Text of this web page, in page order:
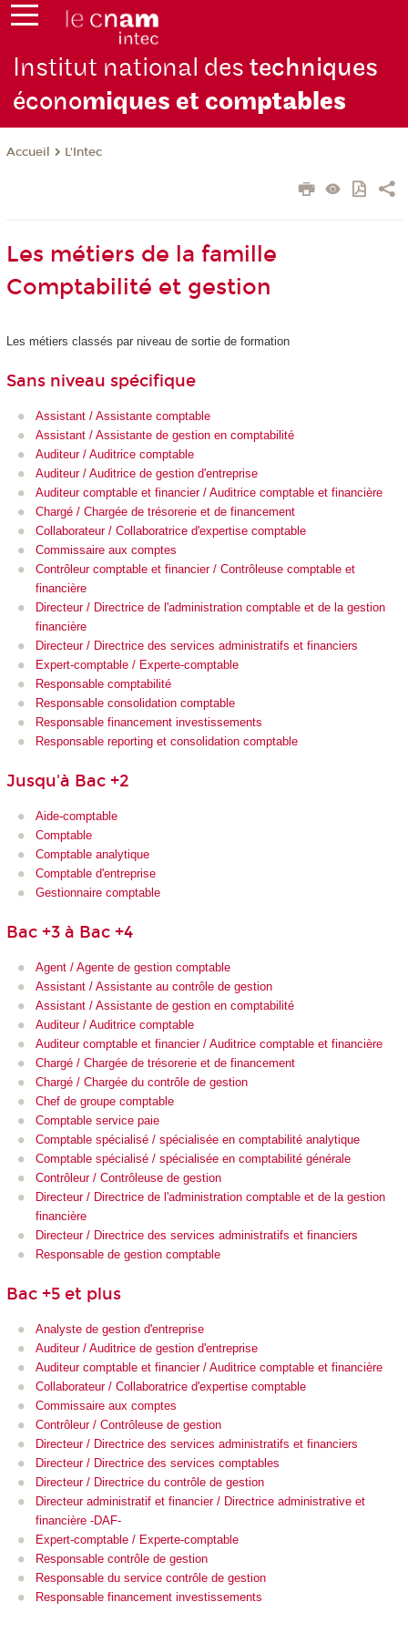
Institut national destechniques
économiques et comptables
Accueil L'Intec
Les métiers de la famille
Comptabilité et gestion
Les métiers classés par niveau de sortie de formation
Sans niveau spécifique
Assistant / Assistante comptable
Assistant / Assistante de gestion en comptabilité
Auditeur / Auditrice comptable
Auditeur / Auditrice de gestion d'entreprise
Auditeur comptable et financier / Auditrice comptable et financière
Chargé / Chargée de trésorerie et de financement
Collaborateur / Collaboratrice d'expertise comptable
Commissaire aux comptes
Contrôleur comptable et financier / Contrôleuse comptable et
financière
Directeur / Directrice de l'administration comptable et de la gestion
financière
Directeur / Directrice des services administratifs et financiers
Expert-comptable / Experte-comptable
Responsable comptabilité
Responsable consolidation comptable
Responsable financement investissements
Responsable reporting et consolidation comptable
Jusqu'à Bac +2
Aide-comptable
Comptable
Comptable analytique
Comptable d'entreprise
Gestionnaire comptable
Bac +3 à Bac +4
Agent / Agente de gestion comptable
Assistant / Assistante au contrôle de gestion
Assistant / Assistante de gestion en comptabilité
Auditeur / Auditrice comptable
Auditeur comptable et financier / Auditrice comptable et financière
Chargé / Chargée de trésorerie et de financement
Chargé / Chargée du contrôle de gestion
Chef de groupe comptable
Comptable service paie
Comptable spécialisé / spécialisée en comptabilité analytique
Comptable spécialisé / spécialisée en comptabilité générale
Contrôleur / Contrôleuse de gestion
Directeur / Directrice de l'administration comptable et de la gestion
financière
Directeur / Directrice des services administratifs et financiers
Responsable de gestion comptable
Bac +5 et plus
Analyste de gestion d'entreprise
Auditeur / Auditrice de gestion d'entreprise
Auditeur comptable et financier / Auditrice comptable et financière
Collaborateur / Collaboratrice d'expertise comptable
Commissaire aux comptes
Contrôleur / Contrôleuse de gestion
Directeur / Directrice des services administratifs et financiers
Directeur / Directrice des services comptables
Directeur / Directrice du contrôle de gestion
Directeur administratif et financier / Directrice administrative et
financière -DAF-
Expert-comptable / Experte-comptable
Responsable contrôle de gestion
Responsable du service contrôle de gestion
Responsable financement investissements